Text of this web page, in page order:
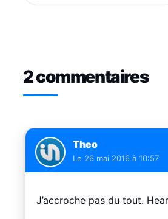
2 commentaires
Theo
Le 26 mai 2016 à 10:57
J’accroche pas du tout.